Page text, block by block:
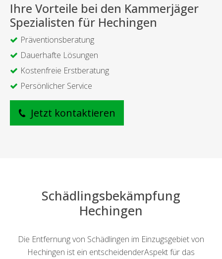
Ihre Vorteile bei den Kammerjäger
Spezialisten für Hechingen
Präventionsberatung
Dauerhafte Lösungen
Kostenfreie Erstberatung
Persönlicher Service
Jetzt kontaktieren
Schädlingsbekämpfung
Hechingen
Die Entfernung von Schädlingen im Einzugsgebiet von
Hechingen ist ein entscheidenderAspekt für das